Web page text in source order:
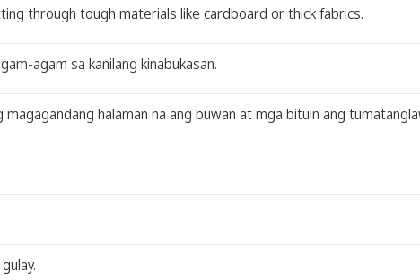
through tough materials like cardboard or thick fabrics.
agam sa kanilang kinabukasan.
halaman na ang buwan at mga bituin ang